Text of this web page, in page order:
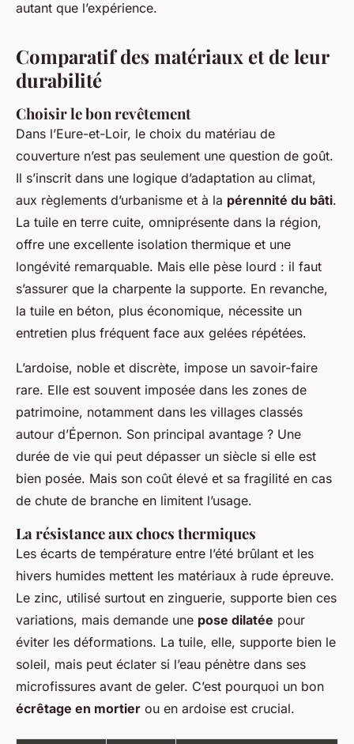
autant que l’expérience.
Comparatif des matériaux et de leur
durabilité
Choisir le bon revêtement
Dans l’Eure-et-Loir, le choix du matériau de
couverture n’est pas seulement une question de goût.
Il s’inscrit dans une logique d’adaptation au climat,
aux règlements d’urbanisme et à la pérennité du bâti.
La tuile en terre cuite, omniprésente dans la région,
offre une excellente isolation thermique et une
longévité remarquable. Mais elle pèse lourd : il faut
s’assurer que la charpente la supporte. En revanche,
la tuile en béton, plus économique, nécessite un
entretien plus fréquent face aux gelées répétées.
L’ardoise, noble et discrète, impose un savoir-faire
rare. Elle est souvent imposée dans les zones de
patrimoine, notamment dans les villages classés
autour d’Épernon. Son principal avantage ? Une
durée de vie qui peut dépasser un siècle si elle est
bien posée. Mais son coût élevé et sa fragilité en cas
de chute de branche en limitent l’usage.
La résistance aux chocs thermiques
Les écarts de température entre l’été brûlant et les
hivers humides mettent les matériaux à rude épreuve.
Le zinc, utilisé surtout en zinguerie, supporte bien ces
variations, mais demande une pose dilatée pour
éviter les déformations. La tuile, elle, supporte bien le
soleil, mais peut éclater si l’eau pénètre dans ses
microfissures avant de geler. C’est pourquoi un bon
écrêtage en mortier ou en ardoise est crucial.